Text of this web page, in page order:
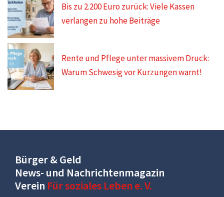
Bis zu 2.200 Euro zurück: Viele Kassen
verlangen zu hohe Beiträge
Rente und Pflege unter massivem Druck:
Warum Schwesig vor Kürzungen warnt!
Bürger & Geld
News- und Nachrichtenmagazin
Verein Für soziales Leben e. V.